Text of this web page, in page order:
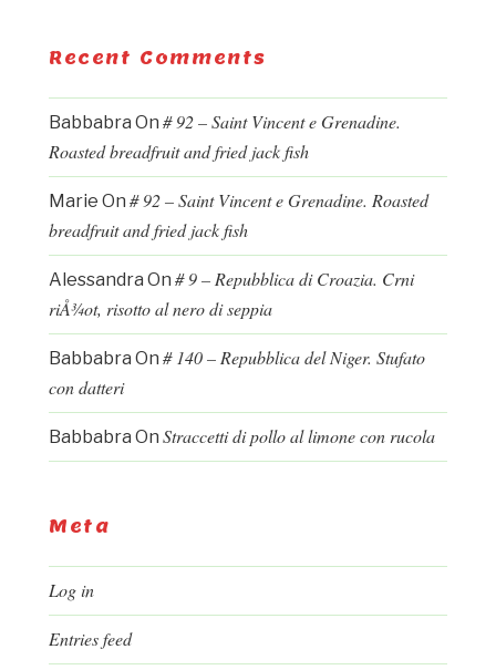
Recent Comments
Babbabra On # 92 – Saint Vincent e Grenadine.
Roasted breadfruit and fried jack fish
Marie On # 92 – Saint Vincent e Grenadine. Roasted
breadfruit and fried jack fish
Alessandra On # 9 – Repubblica di Croazia. Crni
riÅ¾ot, risotto al nero di seppia
Babbabra On # 140 – Repubblica del Niger. Stufato
con datteri
Babbabra On Straccetti di pollo al limone con rucola
Meta
Log in
Entries feed